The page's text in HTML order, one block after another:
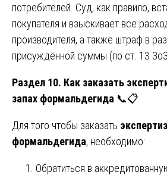
потребителей. Суд, как правило,
покупателя и взыскивает все
производителя, а также штраф в
присуждённой суммы (по ст. 13
Раздел 10. Как заказать
запах формальдегида 📞📋
Для того чтобы заказать
формальдегида, необходимо:
Обратиться в